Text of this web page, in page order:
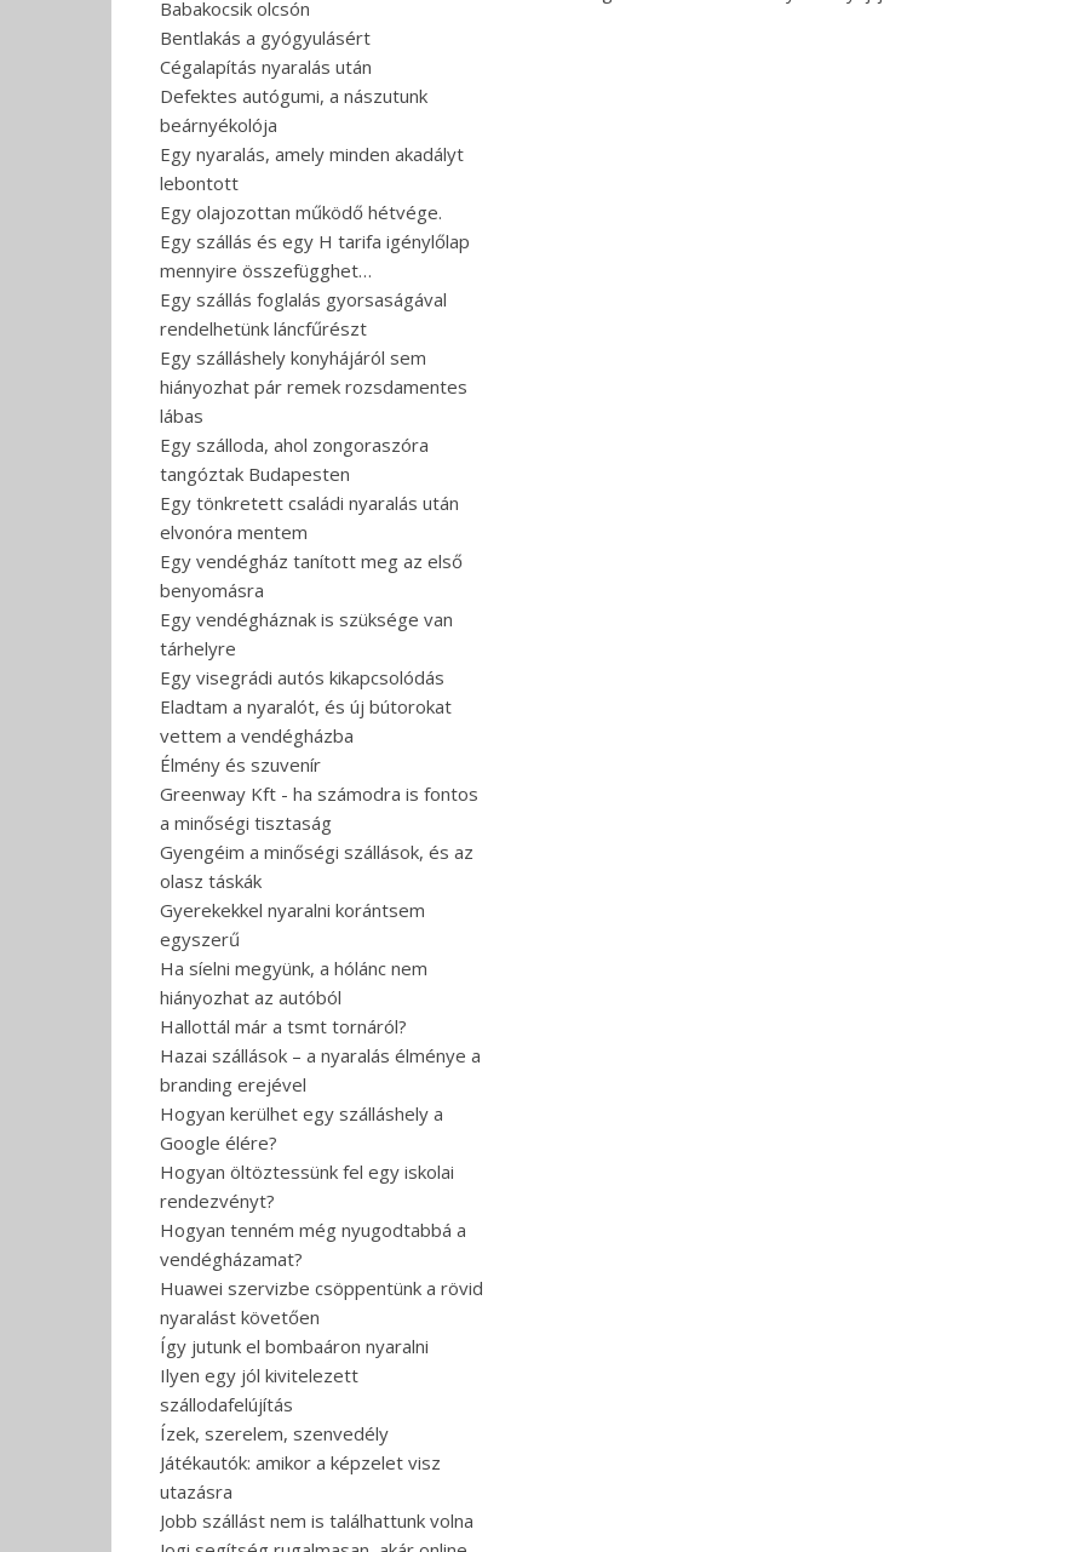
Babakocsik olcsón
Bentlakás a gyógyulásért
Cégalapítás nyaralás után
Defektes autógumi, a nászutunk
beárnyékolója
Egy nyaralás, amely minden akadályt
lebontott
Egy olajozottan működő hétvége.
Egy szállás és egy H tarifa igénylőlap
mennyire összefügghet…
Egy szállás foglalás gyorsaságával
rendelhetünk láncfűrészt
Egy szálláshely konyhájáról sem
hiányozhat pár remek rozsdamentes
lábas
Egy szálloda, ahol zongoraszóra
tangóztak Budapesten
Egy tönkretett családi nyaralás után
elvonóra mentem
Egy vendégház tanított meg az első
benyomásra
Egy vendégháznak is szüksége van
tárhelyre
Egy visegrádi autós kikapcsolódás
Eladtam a nyaralót, és új bútorokat
vettem a vendégházba
Élmény és szuvenír
Greenway Kft - ha számodra is fontos
a minőségi tisztaság
Gyengéim a minőségi szállások, és az
olasz táskák
Gyerekekkel nyaralni korántsem
egyszerű
Ha síelni megyünk, a hólánc nem
hiányozhat az autóból
Hallottál már a tsmt tornáról?
Hazai szállások – a nyaralás élménye a
branding erejével
Hogyan kerülhet egy szálláshely a
Google élére?
Hogyan öltöztessünk fel egy iskolai
rendezvényt?
Hogyan tenném még nyugodtabbá a
vendégházamat?
Huawei szervizbe csöppentünk a rövid
nyaralást követően
Így jutunk el bombaáron nyaralni
Ilyen egy jól kivitelezett
szállodafelújítás
Ízek, szerelem, szenvedély
Játékautók: amikor a képzelet visz
utazásra
Jobb szállást nem is találhattunk volna